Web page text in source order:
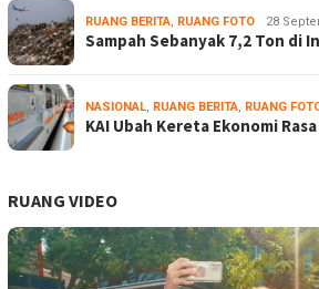
RUANG BERITA, RUANG FOTO 28
Sampah Sebanyak 7,2 Ton di
NASIONAL, RUANG BERITA, RUANG
KAI Ubah Kereta Ekonomi
RUANG VIDEO